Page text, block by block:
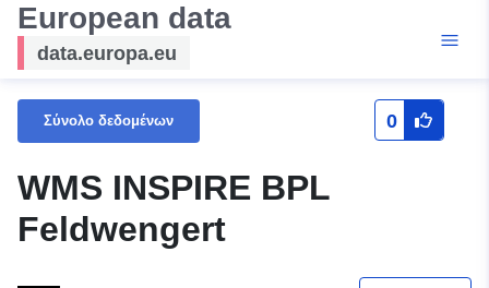
European data
data.europa.eu
Σύνολο δεδομένων 0
WMS INSPIRE BPL
Feldwengert